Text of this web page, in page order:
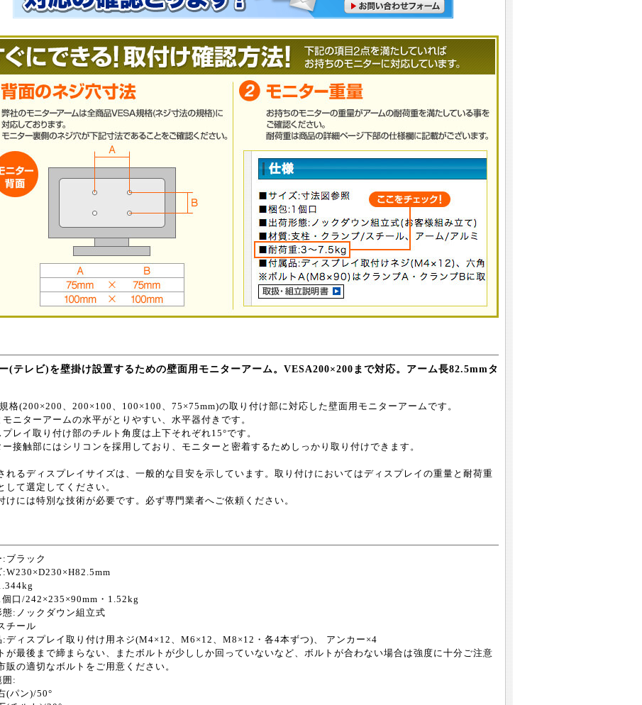
(テレビ)を壁掛け設置するための壁面用モニターアーム。VESA200×200まで対応。アーム長82.5mmタ
格(200×200、200×100、100×100、75×75mm)の取り付け部に対応した壁面用モニターアームです。
ニターアームの水平がとりやすい、水平器付きです。
レイ取り付け部のチルト角度は上下それぞれ15°です。
ー接触部にはシリコンを採用しており、モニターと密着するためしっかり取り付けできます。
れるディスプレイサイズは、一般的な目安を示しています。取り付けにおいてはディスプレイの重量と耐荷重
して選定してください。
けには特別な技術が必要です。必ず専門業者へご依頼ください。
ブラック
:W230×D230×H82.5mm
口/242×235×90mm・1.52kg
態:ノックダウン組立式
チール
:ディスプレイ取り付け用ネジ(M4×12、M6×12、M8×12・各4本ずつ)、 アンカー×4
が最後まで締まらない、またボルトが少ししか回っていないなど、ボルトが合わない場合は強度に十分ご注意
販の適切なボルトをご用意ください。
囲:
(パン)/50°